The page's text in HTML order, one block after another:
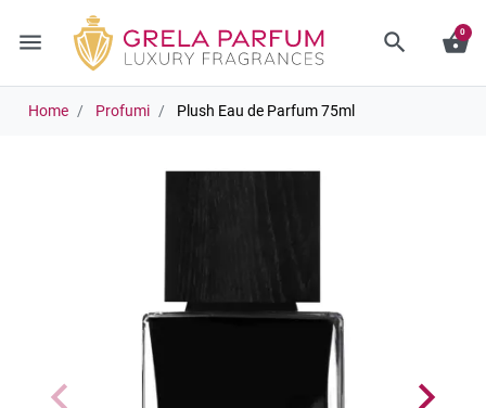
menu search shopping_basket
0
Home Profumi Plush Eau de Parfum 75ml